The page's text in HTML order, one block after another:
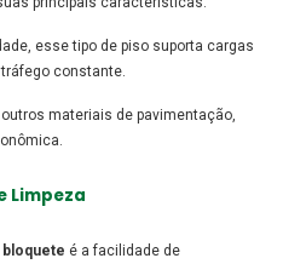
esse tipo de piso suporta cargas
constante.
materiais de pavimentação,
Limpeza
é a facilidade de